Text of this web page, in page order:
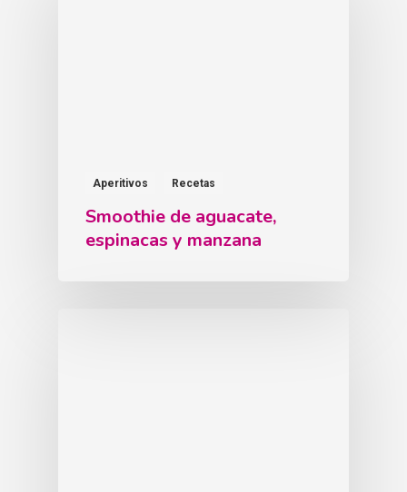
Aperitivos Recetas
Smoothie de aguacate,
espinacas y manzana